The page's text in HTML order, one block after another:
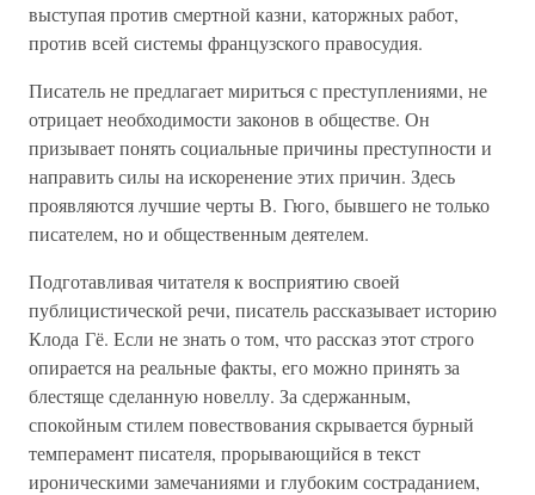
выступая против смертной казни, каторжных работ,
против всей системы французского правосудия.
Писатель не предлагает мириться с преступлениями, не
отрицает необходимости законов в обществе. Он
призывает понять социальные причины преступности и
направить силы на искоренение этих причин. Здесь
проявляются лучшие черты В. Гюго, бывшего не только
писателем, но и общественным деятелем.
Подготавливая читателя к восприятию своей
публицистической речи, писатель рассказывает историю
Клода Гё. Если не знать о том, что рассказ этот строго
опирается на реальные факты, его можно принять за
блестяще сделанную новеллу. За сдержанным,
спокойным стилем повествования скрывается бурный
темперамент писателя, прорывающийся в текст
ироническими замечаниями и глубоким состраданием,